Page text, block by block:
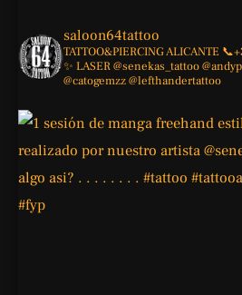
saloon64tattoo
TATTOO&PIERCINGALICANTE
✨ LASER@senekas_tattoo
@catogemzz@lefthandertattoo